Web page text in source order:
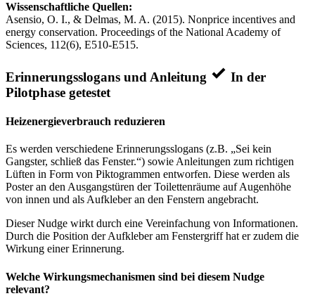
Wissenschaftliche Quellen:
Asensio, O. I., & Delmas, M. A. (2015). Nonprice incentives and
energy conservation. Proceedings of the National Academy of
Sciences, 112(6), E510-E515.
Erinnerungsslogans und Anleitung
In der
Pilotphase getestet
Heizenergieverbrauch reduzieren
Es werden verschiedene Erinnerungsslogans (z.B. „Sei kein
Gangster, schließ das Fenster.“) sowie Anleitungen zum richtigen
Lüften in Form von Piktogrammen entworfen. Diese werden als
Poster an den Ausgangstüren der Toilettenräume auf Augenhöhe
von innen und als Aufkleber an den Fenstern angebracht.
Dieser Nudge wirkt durch eine Vereinfachung von Informationen.
Durch die Position der Aufkleber am Fenstergriff hat er zudem die
Wirkung einer Erinnerung.
Welche Wirkungsmechanismen sind bei diesem Nudge
relevant?